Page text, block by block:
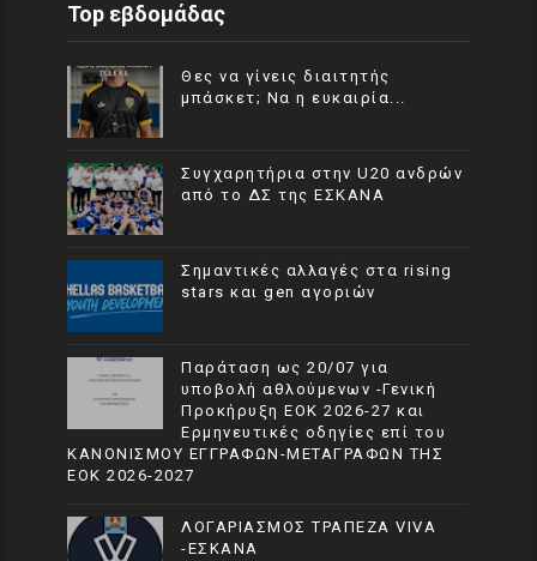
Top εβδομάδας
Θες να γίνεις διαιτητής
μπάσκετ; Να η ευκαιρία...
Συγχαρητήρια στην U20 ανδρών
από το ΔΣ της ΕΣΚΑΝΑ
Σημαντικές αλλαγές στα rising
stars και gen αγοριών
Παράταση ως 20/07 για
υποβολή αθλούμενων -Γενική
Προκήρυξη ΕΟΚ 2026-27 και
Ερμηνευτικές οδηγίες επί του
ΚΑΝΟΝΙΣΜΟΥ ΕΓΓΡΑΦΩΝ-ΜΕΤΑΓΡΑΦΩΝ ΤΗΣ
ΕΟΚ 2026-2027
ΛΟΓΑΡΙΑΣΜΟΣ ΤΡΑΠΕΖΑ VIVA
-ΕΣΚΑΝΑ